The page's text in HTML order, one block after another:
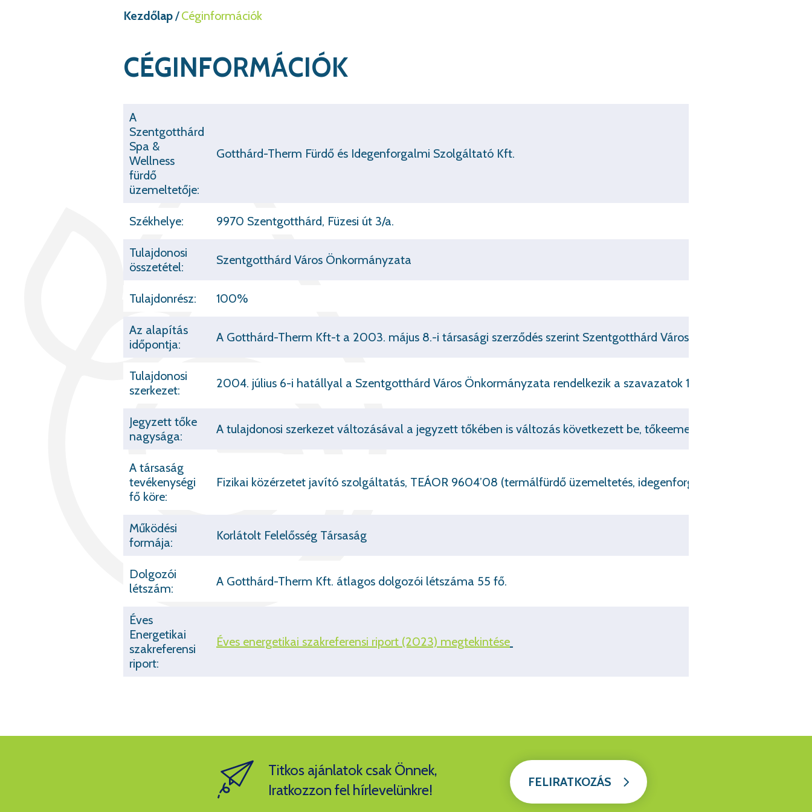
Kezdőlap/ Céginformációk
CÉGINFORMÁCIÓK
A
Szentgotthárd
Spa &
Wellness
fürdő
üzemeltetője:
Gotthárd-Therm Fürdő és Idegenforgalmi Szolgáltató Kft.
Székhelye: 9970 Szentgotthárd, Füzesi út 3/a.
Tulajdonosi
összetétel:
Szentgotthárd Város Önkormányzata
Tulajdonrész: 100%
Az alapítás
időpontja:
A Gotthárd-Therm Kft-t a 2003. május 8.-i társasági szerződés szerint Szentgotthárd Város Önkormányzata és
Tulajdonosi
szerkezet:
2004. július 6-i hatállyal a Szentgotthárd Város Önkormányzata rendelkezik a szavazatok 100%-val.
Jegyzett tőke
nagysága:
A tulajdonosi szerkezet változásával a jegyzett tőkében is változás következett be, tőkeemelés folytán a
A társaság
tevékenységi
fő köre:
Fizikai közérzetet javító szolgáltatás, TEÁOR 9604’08 (termálfürdő üzemeltetés, idegenforgalmi tevékenység)
Működési
formája:
Korlátolt Felelősség Társaság
Dolgozói
létszám:
A Gotthárd-Therm Kft. átlagos dolgozói létszáma 55 fő.
Éves
Energetikai
szakreferensi
riport:
Éves energetikai szakreferensi riport (2023) megtekintése
Titkos ajánlatok csak Önnek,
Iratkozzon fel hírlevelünkre!
FELIRATKOZÁS